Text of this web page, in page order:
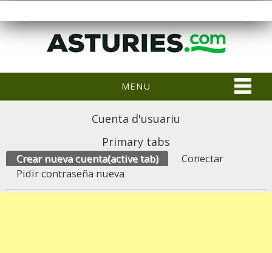
MENU
Cuenta d'usuariu
Primary tabs
Crear nueva cuenta(active tab)
Conectar
Pidir contraseña nueva